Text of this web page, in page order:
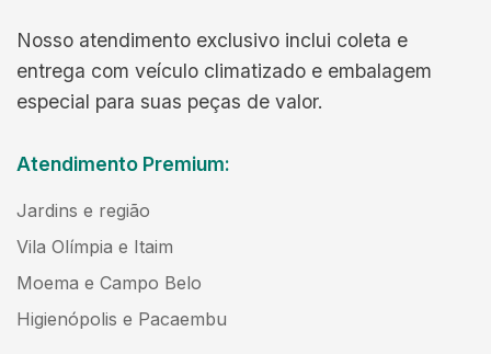
Nosso atendimento exclusivo inclui coleta e
entrega com veículo climatizado e embalagem
especial para suas peças de valor.
Atendimento Premium:
Jardins e região
Vila Olímpia e Itaim
Moema e Campo Belo
Higienópolis e Pacaembu